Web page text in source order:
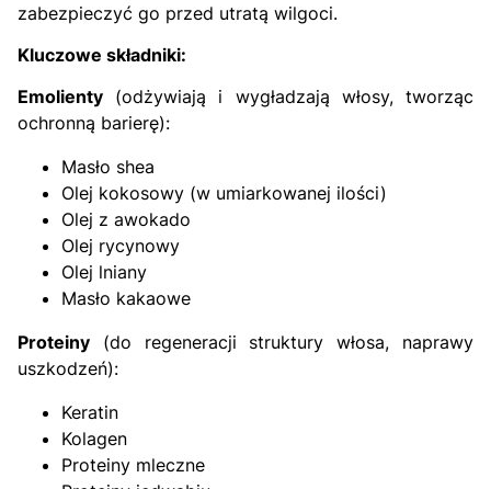
zabezpieczyć go przed utratą wilgoci.
Kluczowe składniki:
Emolienty (odżywiają i wygładzają włosy, tworząc
ochronną barierę):
Masło shea
Olej kokosowy (w umiarkowanej ilości)
Olej z awokado
Olej rycynowy
Olej lniany
Masło kakaowe
Proteiny (do regeneracji struktury włosa, naprawy
uszkodzeń):
Keratin
Kolagen
Proteiny mleczne